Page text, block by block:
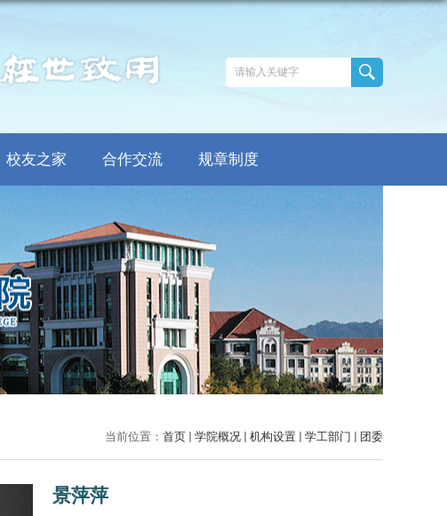
校友之家 合作交流 规章制度
当前位置： 首页 学院概况 机构设置 学工部门 团委
景萍萍